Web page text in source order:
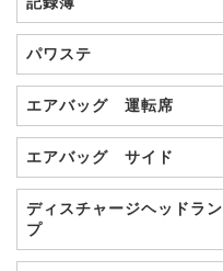
パワステ
エアバッグ 運転席
エアバッグ サイド
ディスチャージヘッドラン
プ